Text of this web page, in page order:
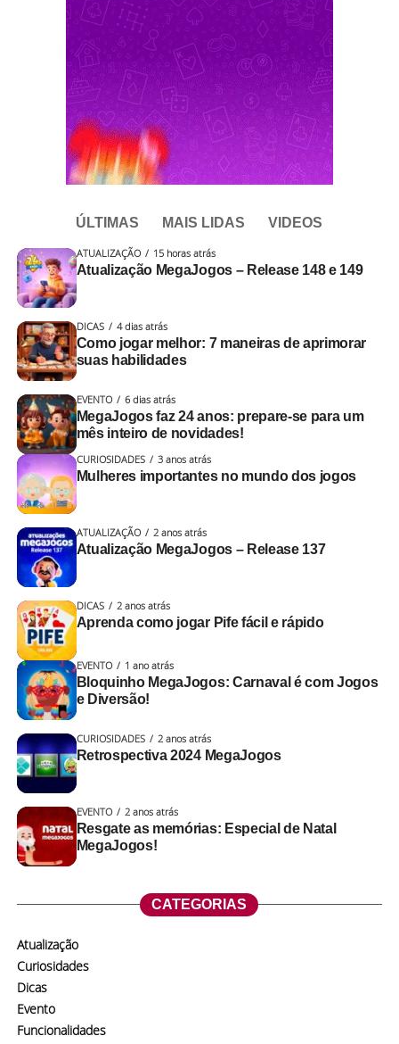
ÚLTIMAS MAIS LIDAS VIDEOS
ATUALIZAÇÃO 15 horas atrás
Atualização MegaJogos – Release 148 e 149
DICAS 4 dias atrás
Como jogar melhor: 7 maneiras de aprimorar
suas habilidades
EVENTO 6 dias atrás
MegaJogos faz 24 anos: prepare-se para um
mês inteiro de novidades!
CURIOSIDADES 3 anos atrás
Mulheres importantes no mundo dos jogos
ATUALIZAÇÃO 2 anos atrás
Atualização MegaJogos – Release 137
DICAS 2 anos atrás
Aprenda como jogar Pife fácil e rápido
EVENTO 1 ano atrás
Bloquinho MegaJogos: Carnaval é com Jogos
e Diversão!
CURIOSIDADES 2 anos atrás
Retrospectiva 2024 MegaJogos
EVENTO 2 anos atrás
Resgate as memórias: Especial de Natal
MegaJogos!
CATEGORIAS
Atualização
Curiosidades
Dicas
Evento
Funcionalidades